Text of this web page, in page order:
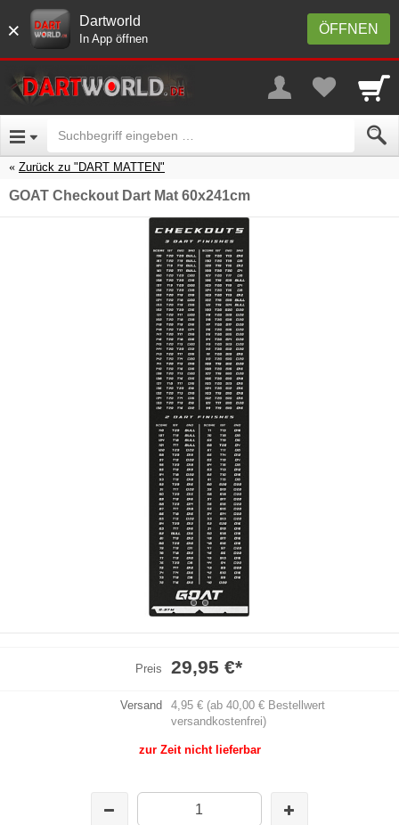
× ÖFFNEN
Dartworld
In App öffnen
Zurück zu "DART MATTEN"
GOAT Checkout Dart Mat 60x241cm
Preis 29,95 €*
Versand
4,95 € (ab 40,00 € Bestellwert
versandkostenfrei)
zur Zeit nicht lieferbar